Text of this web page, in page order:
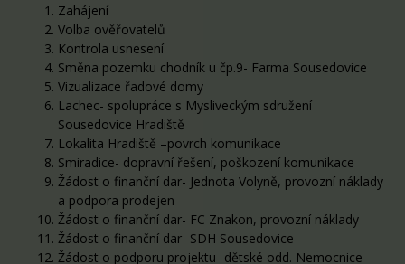
Zahájení
Volba ověřovatelů
Kontrola usnesení
Směna pozemku chodník u čp.9- Farma Sousedovice
Vizualizace řadové domy
Lachec- spolupráce s Mysliveckým sdružení
Sousedovice Hradiště
Lokalita Hradiště –povrch komunikace
Smiradice- dopravní řešení, poškození komunikace
Žádost o finanční dar- Jednota Volyně, provozní náklady
a podpora prodejen
Žádost o finanční dar- FC Znakon, provozní náklady
Žádost o finanční dar- SDH Sousedovice
Žádost o podporu projektu- dětské odd. Nemocnice